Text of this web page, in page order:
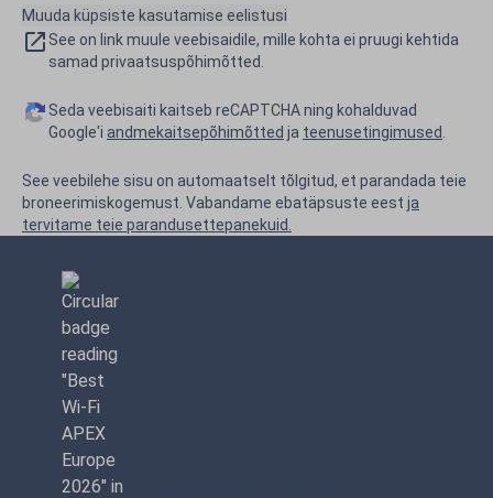
Muuda küpsiste kasutamise eelistusi
See on link muule veebisaidile, mille kohta ei pruugi kehtida
samad privaatsuspõhimõtted.
Seda veebisaiti kaitseb reCAPTCHA ning kohalduvad
Google'i andmekaitsepõhimõtted ja teenusetingimused
See veebilehe sisu on automaatselt tõlgitud, et parandada teie
broneerimiskogemust. Vabandame ebatäpsuste eest ja
tervitame teie parandusettepanekuid.